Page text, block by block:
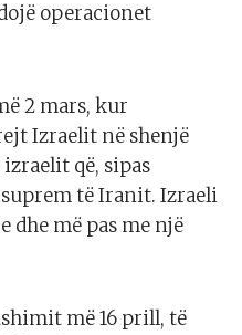
operacionet
2 mars, kur
Izraelit në shenjë
që, sipas
të Iranit. Izraeli
dhe më pas me një
më 16 prill, të